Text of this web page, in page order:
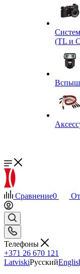
(TL и
Сравнение0
Телефоны
+371 26 670 121
LatviskiРусский